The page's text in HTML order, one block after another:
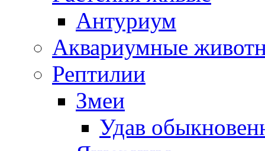
Антуриум
Аквариумные
Рептилии
Змеи
Удав